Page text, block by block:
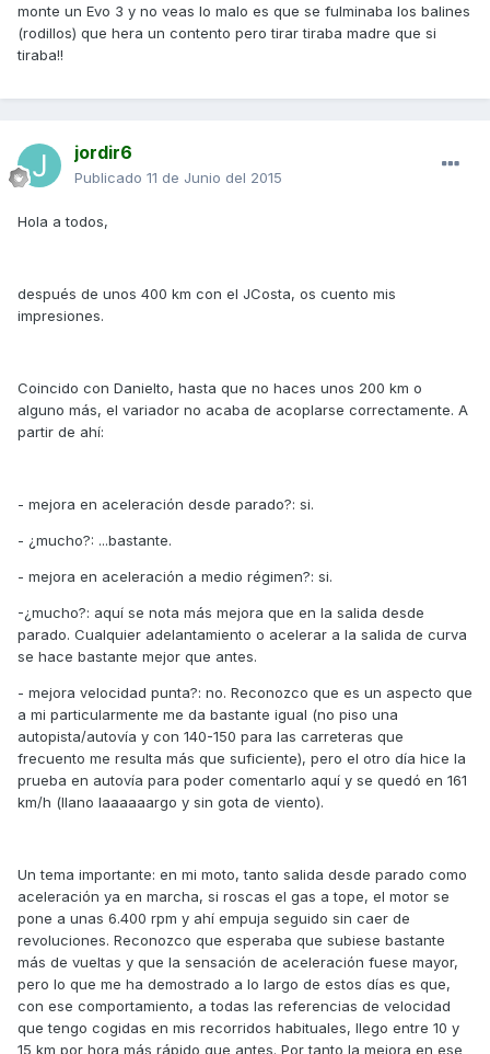
monte un Evo 3 y no veas lo malo es que se fulminaba los balines
(rodillos) que hera un contento pero tirar tiraba madre que si
tiraba!!
jordir6
Publicado 11 de Junio del 2015
Hola a todos,
después de unos 400 km con el JCosta, os cuento mis
impresiones.
Coincido con Danielto, hasta que no haces unos 200 km o
alguno más, el variador no acaba de acoplarse correctamente. A
partir de ahí:
- mejora en aceleración desde parado?: si.
- ¿mucho?: ...bastante.
- mejora en aceleración a medio régimen?: si.
-¿mucho?: aquí se nota más mejora que en la salida desde
parado. Cualquier adelantamiento o acelerar a la salida de curva
se hace bastante mejor que antes.
- mejora velocidad punta?: no. Reconozco que es un aspecto que
a mi particularmente me da bastante igual (no piso una
autopista/autovía y con 140-150 para las carreteras que
frecuento me resulta más que suficiente), pero el otro día hice la
prueba en autovía para poder comentarlo aquí y se quedó en 161
km/h (llano laaaaaargo y sin gota de viento).
Un tema importante: en mi moto, tanto salida desde parado como
aceleración ya en marcha, si roscas el gas a tope, el motor se
pone a unas 6.400 rpm y ahí empuja seguido sin caer de
revoluciones. Reconozco que esperaba que subiese bastante
más de vueltas y que la sensación de aceleración fuese mayor,
pero lo que me ha demostrado a lo largo de estos días es que,
con ese comportamiento, a todas las referencias de velocidad
que tengo cogidas en mis recorridos habituales, llego entre 10 y
15 km por hora más rápido que antes. Por tanto la mejora en ese